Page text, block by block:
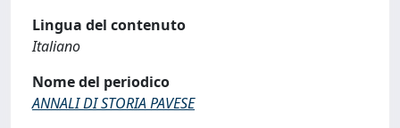
Lingua del contenuto
Italiano
Nome del periodico
ANNALI DI STORIA PAVESE